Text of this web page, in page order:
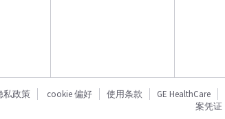
私政策 cookie 偏好 使用条款 GE HealthCare
案凭证